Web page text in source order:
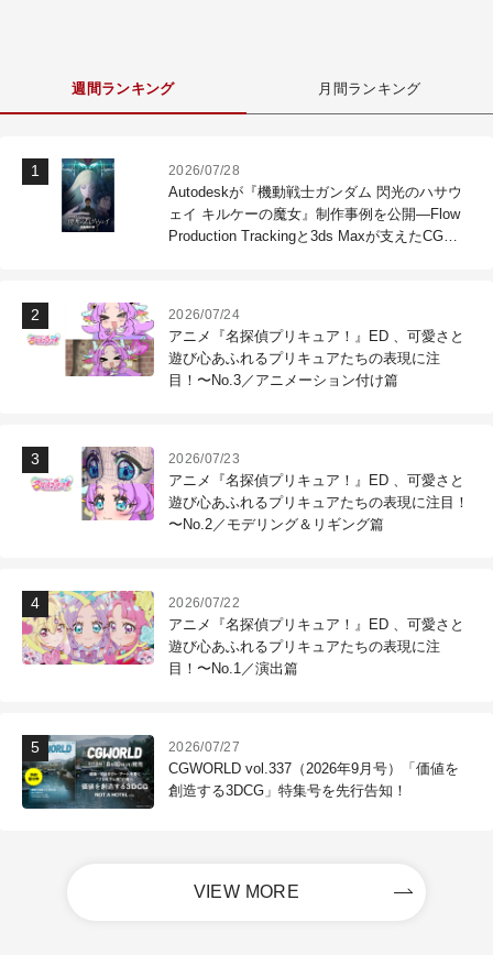
週間ランキング 月間ランキング
2026/07/28
Autodeskが『機動戦士ガンダム 閃光のハサウ
ェイ キルケーの魔女』制作事例を公開―Flow
Production Trackingと3ds Maxが支えたCG制
2026/07/24
アニメ『名探偵プリキュア！』ED 、可愛さと
遊び心あふれるプリキュアたちの表現に注
目！〜No.3／アニメーション付け篇
2026/07/23
アニメ『名探偵プリキュア！』ED 、可愛さと
遊び心あふれるプリキュアたちの表現に注目！
〜No.2／モデリング＆リギング篇
2026/07/22
アニメ『名探偵プリキュア！』ED 、可愛さと
遊び心あふれるプリキュアたちの表現に注
目！〜No.1／演出篇
2026/07/27
CGWORLD vol.337（2026年9月号）「価値を
創造する3DCG」特集号を先行告知！
VIEW MORE